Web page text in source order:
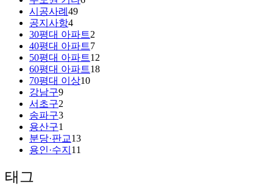
시공사례 49
공지사항4
30평대 아파트2
40평대 아파트7
50평대 아파트12
60평대 아파트18
70평대 이상10
강남구9
서초구2
송파구3
용산구1
분당·판교13
용인·수지 11
태그